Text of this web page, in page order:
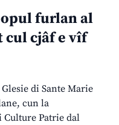
furlan al
cul cjâf e vîf
di Sante Marie
cun la
Culture Patrie dal